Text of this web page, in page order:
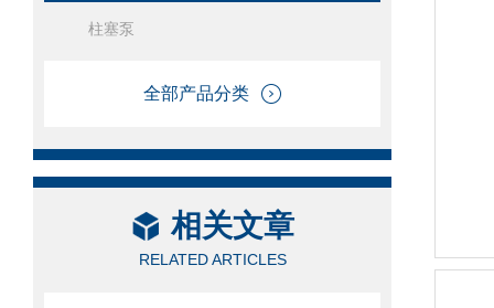
柱塞泵
全部产品分类
相关文章
RELATED ARTICLES